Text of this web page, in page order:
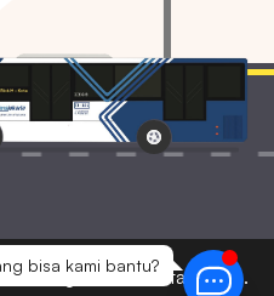
bisa kami bantu?
— Bagian dari Lestari Corp.